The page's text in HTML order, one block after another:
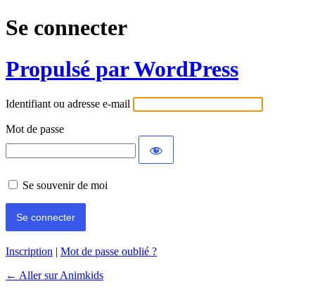
Se connecter
Propulsé par WordPress
Identifiant ou adresse e-mail
Mot de passe
Se souvenir de moi
Inscription | Mot de passe oublié ?
← Aller sur Animkids